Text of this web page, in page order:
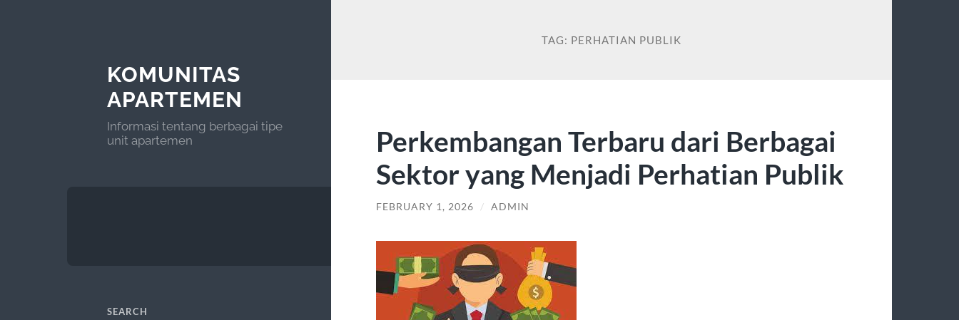
KOMUNITAS
APARTEMEN
Informasi tentang berbagai tipe
unit apartemen
SEARCH
TAG: PERHATIAN PUBLIK
Perkembangan Terbaru dari Berbagai
Sektor yang Menjadi Perhatian Publik
FEBRUARY 1, 2026 / ADMIN